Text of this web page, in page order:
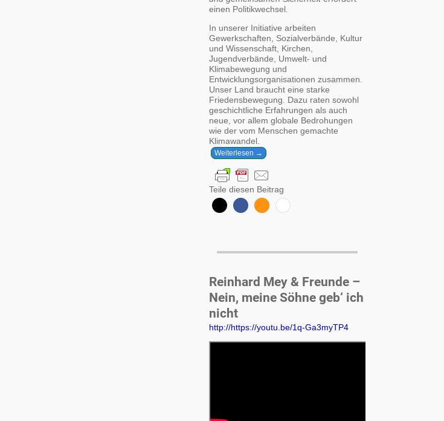
einen Politikwechsel.
In unserer Initiative arbeiten
Gewerkschaften, Sozialverbände, Kultur
und Wissenschaft, Kirchen,
Jugendverbände, Umwelt- und
Klimabewegung und
Entwicklungsorganisationen zusammen.
Unser Land braucht eine starke
Friedensbewegung. Dazu raten sowohl
geschichtliche Erfahrungen als auch
neue, vor allem globale Bedrohungen
wie der vom Menschen gemachte
Klimawandel.
Weiterlesen →
Teile diesen Beitrag
Reinhard Mey & Freunde –
Nein, meine Söhne geb‘ ich
nicht
http://https://youtu.be/1q-Ga3myTP4